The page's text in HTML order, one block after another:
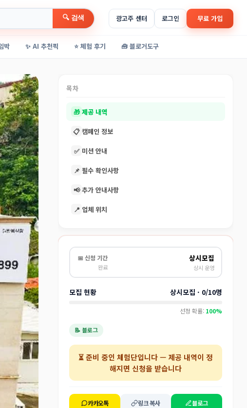
🔍 검색 광고주 센터 로그인 무료 가입
박 ✨ AI 추천픽 ⭐ 체험 후기 🧰 블로거도구
목차
🎁 제공 내역
📋 캠페인 정보
✅ 미션 안내
📌 필수 확인사항
📢 추가 안내사항
📍 업체 위치
📅 신청 기간
완료
상시모집
상시 운영
모집 현황 상시모집 · 0/10명
선정 확률: 100%
📝 블로그
⏳준비 중인 체험단입니다 — 제공 내역이 정
해지면 신청을 받습니다
카카오톡 링크 복사 블로그